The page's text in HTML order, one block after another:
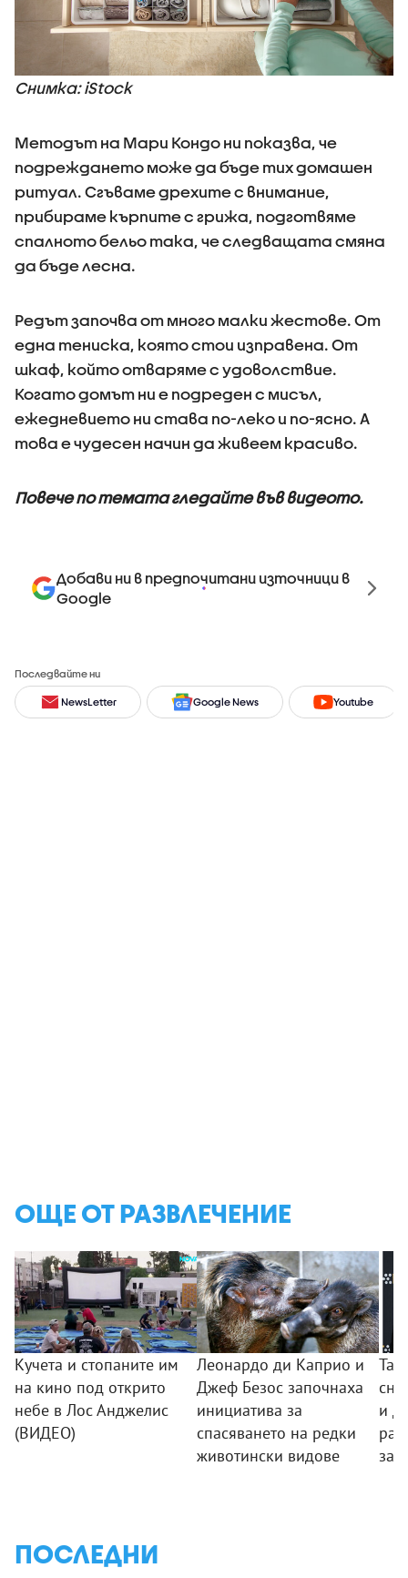
Снимка: iStock
Методът на Мари Кондо ни показва, че
подреждането може да бъде тих домашен
ритуал. Сгъваме дрехите с внимание,
прибираме кърпите с грижа, подготвяме
спалното бельо така, че следващата смяна
да бъде лесна.
Редът започва от много малки жестове. От
една тениска, която стои изправена. От
шкаф, който отваряме с удоволствие.
Когато домът ни е подреден с мисъл,
ежедневието ни става по-леко и по-ясно. А
това е чудесен начин да живеем красиво.
Повече по темата гледайте във видеото.
Добави ни в предпочитани източници в
Google
Последвайте ни
NewsLetter Google News Youtube
ОЩЕ ОТ РАЗВЛЕЧЕНИЕ
Кучета и стопаните им
на кино под открито
небе в Лос Анджелис
(ВИДЕО)
Леонардо ди Каприо и
Джеф Безос започнаха
инициатива за
спасяването на редки
животински видове
и
за
ПОСЛЕДНИ